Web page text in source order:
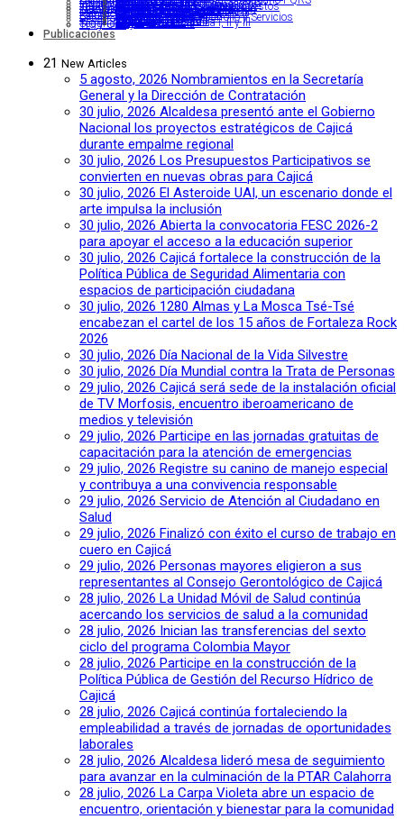
Financiera
Rentas y Jurisdicción Coactiva
Infraestructura y Obras Públicas
Construcciones y Supervisión
Estudios, Diseños y Presupuestos
Jurídica
Tránsito, Transporte y Movilidad
Seguridad Vial y Coordinación
Tránsito y Transporte
Gobierno y Participación Ciudadana
Gestión del Riesgo
Inspección de Policía I, II Y III
PlaneaciónPlaneación Estratégica
Desarrollo Territorial
Salud Aseguramiento, Desarrollo y Servicios
Salud Pública
Desarrollo Social
Equidad y Familia
Infancia y Juventud
Mujer y Género
Comisaría de Familia I, ll y III
Seguridad y Convivencia
TIC y CTeI
Publicaciones
21 New Articles
5 agosto, 2026 Nombramientos en la Secretaría
General y la Dirección de Contratación
30 julio, 2026 Alcaldesa presentó ante el Gobierno
Nacional los proyectos estratégicos de Cajicá
durante empalme regional
30 julio, 2026 Los Presupuestos Participativos se
convierten en nuevas obras para Cajicá
30 julio, 2026 El Asteroide UAI, un escenario donde el
arte impulsa la inclusión
30 julio, 2026 Abierta la convocatoria FESC 2026-2
para apoyar el acceso a la educación superior
30 julio, 2026 Cajicá fortalece la construcción de la
Política Pública de Seguridad Alimentaria con
espacios de participación ciudadana
30 julio, 2026 1280 Almas y La Mosca Tsé-Tsé
encabezan el cartel de los 15 años de Fortaleza Rock
2026
30 julio, 2026 Día Nacional de la Vida Silvestre
30 julio, 2026 Día Mundial contra la Trata de Personas
29 julio, 2026 Cajicá será sede de la instalación oficial
de TV Morfosis, encuentro iberoamericano de
medios y televisión
29 julio, 2026 Participe en las jornadas gratuitas de
capacitación para la atención de emergencias
29 julio, 2026 Registre su canino de manejo especial
y contribuya a una convivencia responsable
29 julio, 2026 Servicio de Atención al Ciudadano en
Salud
29 julio, 2026 Finalizó con éxito el curso de trabajo en
cuero en Cajicá
29 julio, 2026 Personas mayores eligieron a sus
representantes al Consejo Gerontológico de Cajicá
28 julio, 2026 La Unidad Móvil de Salud continúa
acercando los servicios de salud a la comunidad
28 julio, 2026 Inician las transferencias del sexto
ciclo del programa Colombia Mayor
28 julio, 2026 Participe en la construcción de la
Política Pública de Gestión del Recurso Hídrico de
Cajicá
28 julio, 2026 Cajicá continúa fortaleciendo la
empleabilidad a través de jornadas de oportunidades
laborales
28 julio, 2026 Alcaldesa lideró mesa de seguimiento
para avanzar en la culminación de la PTAR Calahorra
28 julio, 2026 La Carpa Violeta abre un espacio de
encuentro, orientación y bienestar para la comunidad